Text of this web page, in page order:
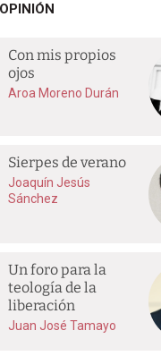
OPINIÓN
Con mis propios
ojos
Aroa Moreno Durán
Sierpes de verano
Joaquín Jesús
Sánchez
Un foro para la
teología de la
liberación
Juan José Tamayo